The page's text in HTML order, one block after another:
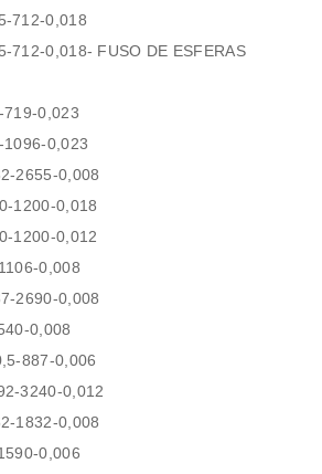
712-0,018
712-0,018- FUSO DE ESFERAS
719-0,023
0,023
2655-0,008
1200-0,018
1200-0,012
0,008
2690-0,008
0,008
887-0,006
3240-0,012
1832-0,008
0,006